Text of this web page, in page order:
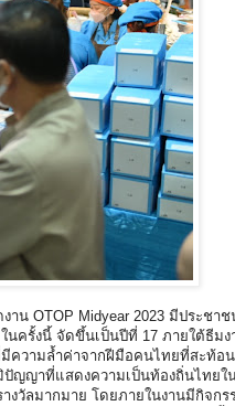
น OTOP Midyear 2023 มีประชาช
นครั้งนี้ จัดขึ้นเป็นปีที่ 17 ภายใต้ธีม
ความล้ำค่าจากฝีมือคนไทยที่สะท้
ปัญญาที่แสดงความเป็นท้องถิ่นไทยใ
วัลมากมาย โดยภายในงานมีกิจก